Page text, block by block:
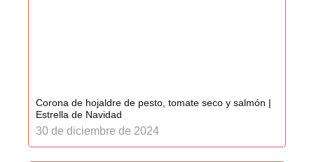
Corona de hojaldre de pesto, tomate seco y salmón |
Estrella de Navidad
30 de diciembre de 2024